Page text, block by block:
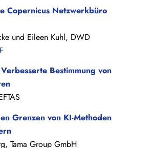
Copernicus Netzwerkbüro
und Eileen Kuhl, DWD
Bestimmung von
Grenzen von KI-Methoden
Tama Group GmbH